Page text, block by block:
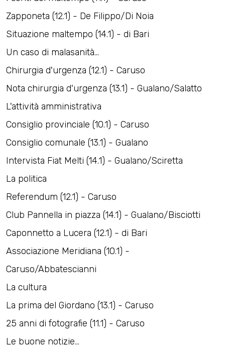
Zapponeta (12.1) - De Filippo/Di Noia ​
Situazione maltempo (14.1) - di Bari ​
Un caso di malasanità... ​
Chirurgia d'urgenza (12.1) - Caruso ​
Nota chirurgia d'urgenza (13.1) - Gualano/Salatto ​
L'attività amministrativa
Consiglio provinciale (10.1) - Caruso ​
Consiglio comunale (13.1) - Gualano ​
Intervista Fiat Melti (14.1) - Gualano/Sciretta ​
La politica
Referendum (12.1) - Caruso ​
Club Pannella in piazza (14.1) - Gualano/Bisciotti ​
Caponnetto a Lucera (12.1) - di Bari ​
Associazione Meridiana (10.1) -
Caruso/Abbatescianni ​
La cultura
La prima del Giordano (13.1) - Caruso ​
25 anni di fotografie (11.1) - Caruso ​
Le buone notizie... ​